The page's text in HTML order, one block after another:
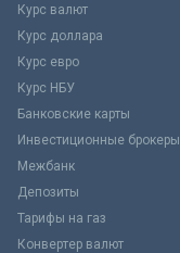
Курс валют
Курс доллара
Курс евро
Курс НБУ
Банковские карты
Инвестиционные брокеры
Межбанк
Депозиты
Тарифы на газ
Конвертер валют